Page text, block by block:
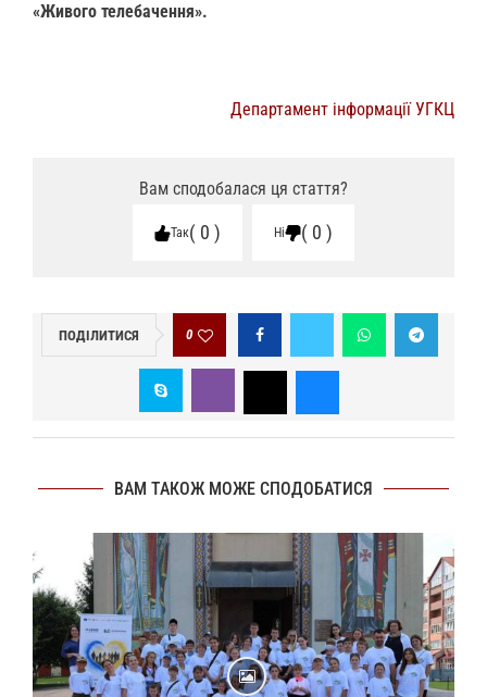
«Живого телебачення».
Департамент інформації УГКЦ
Вам сподобалася ця стаття?
Так 0 Ні 0
ПОДІЛИТИСЯ 0
ВАМ ТАКОЖ МОЖЕ СПОДОБАТИСЯ